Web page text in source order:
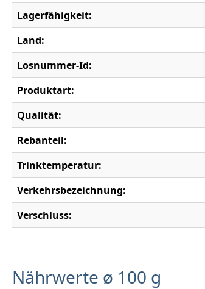
Lagerfähigkeit:
Land:
Losnummer-Id:
Produktart:
Qualität:
Rebanteil:
Trinktemperatur:
Verkehrsbezeichnung:
Verschluss:
Nährwerte ø 100 g